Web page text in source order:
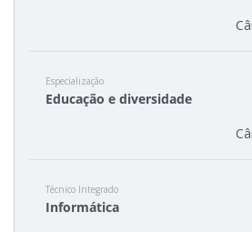
Especialização
Educação e diversidade
Técnico Integrado
Informática